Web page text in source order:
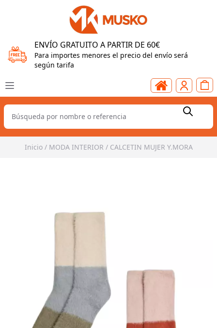
ENVÍO GRATUITO A PARTIR DE 60€
Para importes menores el precio del envío será
según tarifa
Inicio / MODA INTERIOR / CALCETIN MUJER Y.MORA